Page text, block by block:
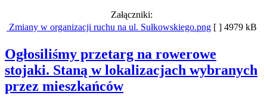
Załączniki:
Zmiany w organizacji ruchu na ul. Sułkowskiego.png [ ] 4979 kB
Ogłosiliśmy przetarg na rowerowe
stojaki. Staną w lokalizacjach wybranych
przez mieszkańców